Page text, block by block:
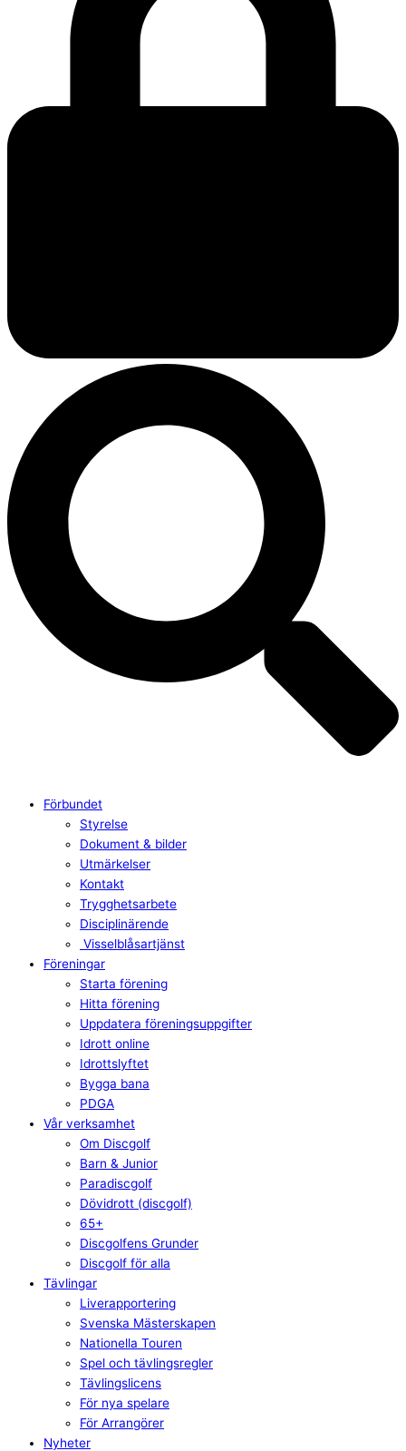
Förbundet
Styrelse
Dokument & bilder
Utmärkelser
Kontakt
Trygghetsarbete
Disciplinärende
Visselblåsartjänst
Föreningar
Starta förening
Hitta förening
Uppdatera föreningsuppgifter
Idrott online
Idrottslyftet
Bygga bana
PDGA
Vår verksamhet
Om Discgolf
Barn & Junior
Paradiscgolf
Dövidrott (discgolf)
65+
Discgolfens Grunder
Discgolf för alla
Tävlingar
Liverapportering
Svenska Mästerskapen
Nationella Touren
Spel och tävlingsregler
Tävlingslicens
För nya spelare
För Arrangörer
Nyheter